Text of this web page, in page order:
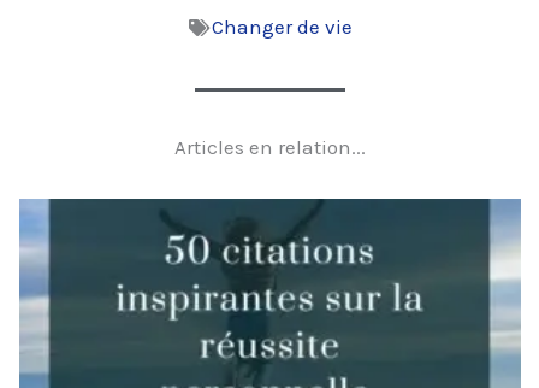
Changer de vie
Articles en relation...